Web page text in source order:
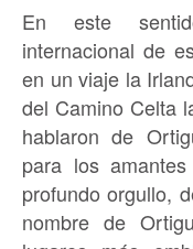
En este
internacional de
en un viaje la
del Camino Celta
hablaron de
para los
profundo orgullo,
nombre de